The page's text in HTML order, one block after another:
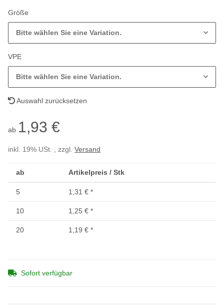
Größe
Bitte wählen Sie eine Variation.
VPE
Bitte wählen Sie eine Variation.
Auswahl zurücksetzen
ab 1,93 €
inkl. 19% USt. , zzgl. Versand
ab Artikelpreis / Stk
5 1,31 € *
10 1,25 € *
20 1,19 € *
Sofort verfügbar